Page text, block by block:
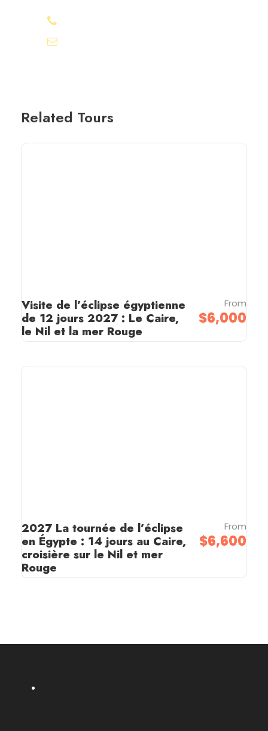
Related Tours
Visite de l’éclipse égyptienne
de 12 jours 2027 : Le Caire,
le Nil et la mer Rouge
From
$6,000
2027 La tournée de l’éclipse
en Égypte : 14 jours au Caire,
croisière sur le Nil et mer
Rouge
From
$6,600